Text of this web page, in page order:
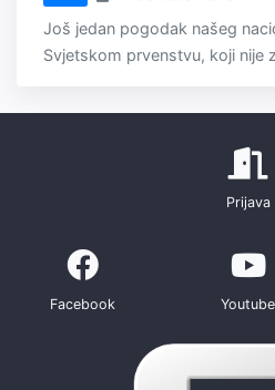
Još jedan pogodak našeg
Svjetskom prvenstvu, koji nije
Prijava
Facebook Youtube